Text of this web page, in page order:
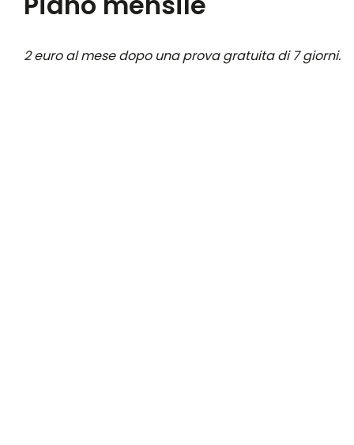
2 euro al mese dopo una prova gratuita di 7 giorni.